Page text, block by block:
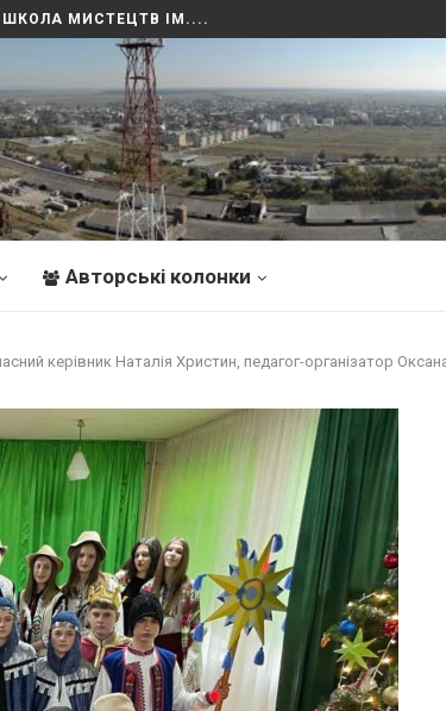
Авторські колонки
керівник Наталія Христин, педагог-організатор